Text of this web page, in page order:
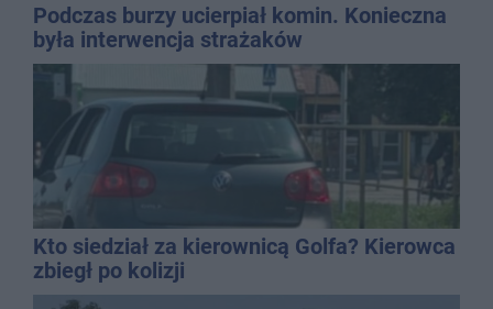
Podczas burzy ucierpiał komin. Konieczna
była interwencja strażaków
Kto siedział za kierownicą Golfa? Kierowca
zbiegł po kolizji